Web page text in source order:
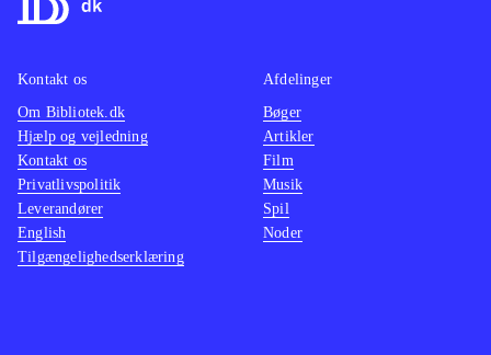
Kontakt os
Om Bibliotek.dk
Hjælp og vejledning
Kontakt os
Privatlivspolitik
Leverandører
English
Tilgængelighedserklæring
Afdelinger
Bøger
Artikler
Film
Musik
Spil
Noder